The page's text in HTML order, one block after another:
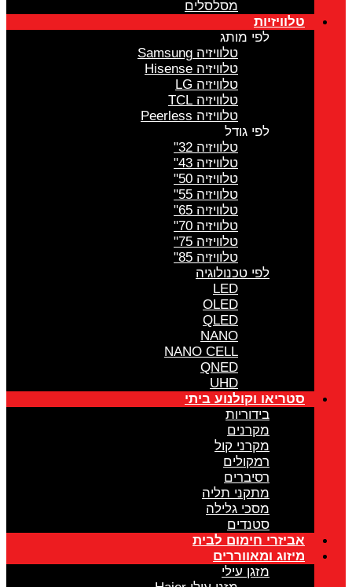
מסלסלים
טלוויזיות
לפי מותג
טלוויזיה Samsung
טלוויזיה Hisense
טלוויזיה LG
טלוויזיה TCL
טלוויזיה Peerless
לפי גודל
טלוויזיה 32"
טלוויזיה 43"
טלוויזיה 50"
טלוויזיה 55"
טלוויזיה 65"
טלוויזיה 70"
טלוויזיה 75"
טלוויזיה 85"
לפי טכנולוגיה
LED
OLED
QLED
NANO
NANO CELL
QNED
UHD
סטריאו וקולנוע ביתי
בידוריות
מקרנים
מקרני קול
רמקולים
רסיברים
מתקני תליה
מסכי גלילה
סטנדים
אביזרי חימום לבית
מיזוג ומאווררים
מזגן עילי